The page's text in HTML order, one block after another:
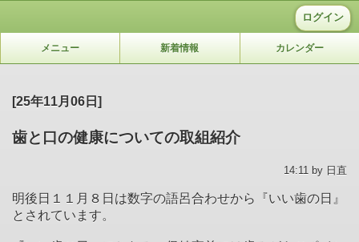
ログイン
メニュー 新着情報 カレンダー
[25年11月06日]
歯と口の健康についての取組紹介
14:11 by 日直
明後日１１月８日は数字の語呂合わせから『いい歯の日』
とされています。